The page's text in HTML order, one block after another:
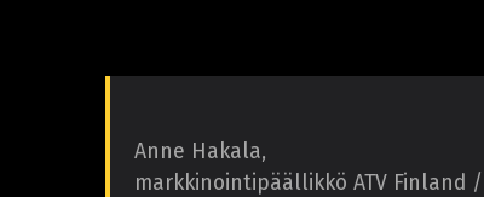
Anne Hakala,
markkinointipäällikkö ATV Finland /